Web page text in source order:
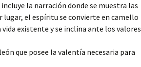
la narración donde se muestra las
lugar, el espíritu se convierte en camello
vida existente y se inclina ante los valores
que posee la valentía necesaria para